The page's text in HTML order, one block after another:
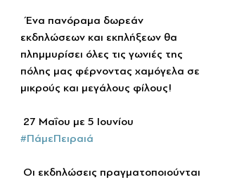
  Ένα πανόραμα δωρεάν
εκδηλώσεων και εκπλήξεων θα
πλημμυρίσει όλες τις γωνιές της
πόλης μας φέρνοντας χαμόγελα σε
μικρούς και μεγάλους φίλους!
27 Μαΐου με 5 Ιουνίου
#ΠάμεΠειραιά